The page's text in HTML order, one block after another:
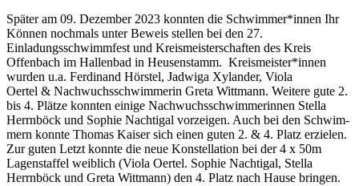
Später am 09. Dezember 2023 konnten die Schwimmer*innen Ihr
Können nochmals unter Beweis stellen bei den 27.
Einladungsschwimmfest und Kreismeisterschaften des Kreis
Offenbach im Hallenbad in Heusenstamm. Kreismeister*innen
wurden u.a. Ferdinand Hörstel, Jadwiga Xylander, Viola
Oertel & Nachwuchsschwimmerin Greta Wittmann. Weitere gute 2.
bis 4. Plätze konnten einige Nachwuchsschwimmerinnen Stella
Herrnböck und Sophie Nachtigal vorzeigen. Auch bei den Schwim-
mern konnte Thomas Kaiser sich einen guten 2. & 4. Platz erzielen.
Zur guten Letzt konnte die neue Konstellation bei der 4 x 50m
Lagenstaffel weiblich (Viola Oertel. Sophie Nachtigal, Stella
Herrnböck und Greta Wittmann) den 4. Platz nach Hause bringen.